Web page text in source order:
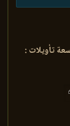
تأويلات :